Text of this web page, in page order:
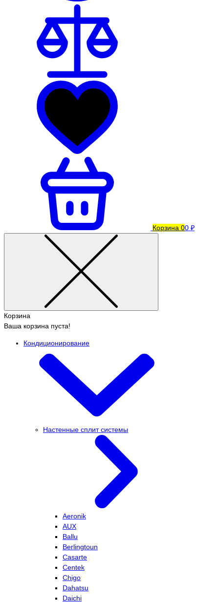
Корзина 00 ₽
Корзина
Ваша корзина пуста!
Кондиционирование
Настенные сплит системы
Aeronik
AUX
Ballu
Berlingtoun
Casarte
Centek
Chigo
Dahatsu
Daichi